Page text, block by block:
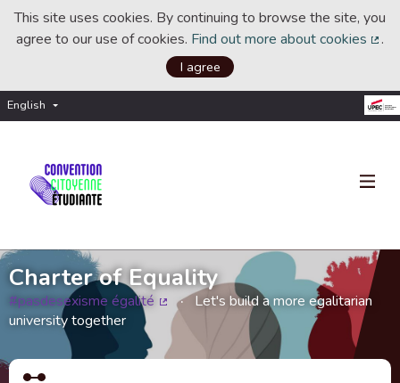
This site uses cookies. By continuing to browse the site, you
agree to our use of cookies. Find out more about cookies .
I agree
English Choisir la langue
Charter of Equality
#pasdesexisme égalité
(External link)
Let's build a more egalitarian
university together